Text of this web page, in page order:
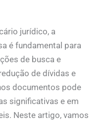
jurídico, a
é fundamental para
de busca e
de dívidas e
documentos pode
significativas e em
Neste artigo, vamos